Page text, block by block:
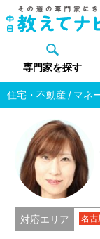
専門家を探す
住宅・不動産
マネ
対応エリア 名古